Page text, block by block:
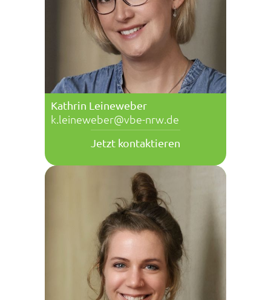
Kathrin Leineweber
k.leineweber@vbe-nrw.de
Jetzt kontaktieren